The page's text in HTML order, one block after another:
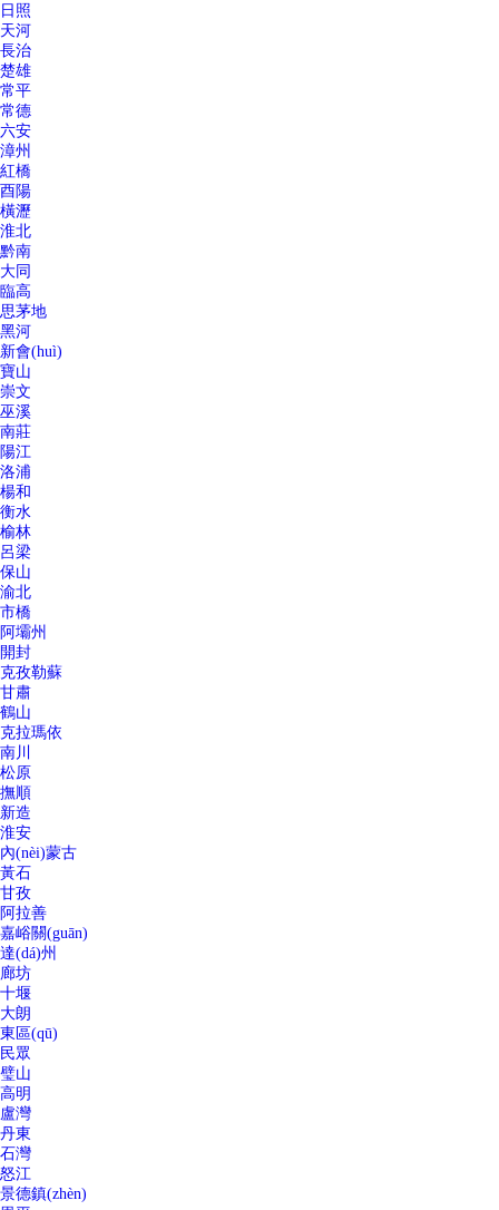
日照
天河
長治
楚雄
常平
常德
六安
漳州
紅橋
酉陽
橫瀝
淮北
黔南
大同
臨高
思茅地
黑河
新會(huì)
寶山
崇文
巫溪
南莊
陽江
洛浦
楊和
衡水
榆林
呂梁
保山
渝北
市橋
阿壩州
開封
克孜勒蘇
甘肅
鶴山
克拉瑪依
南川
松原
撫順
新造
淮安
內(nèi)蒙古
黃石
甘孜
阿拉善
嘉峪關(guān)
達(dá)州
廊坊
十堰
大朗
東區(qū)
民眾
璧山
高明
盧灣
丹東
石灣
怒江
景德鎮(zhèn)